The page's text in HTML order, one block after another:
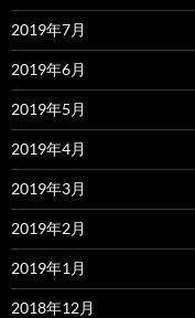
2019年7月
2019年6月
2019年5月
2019年4月
2019年3月
2019年2月
2019年1月
2018年12月